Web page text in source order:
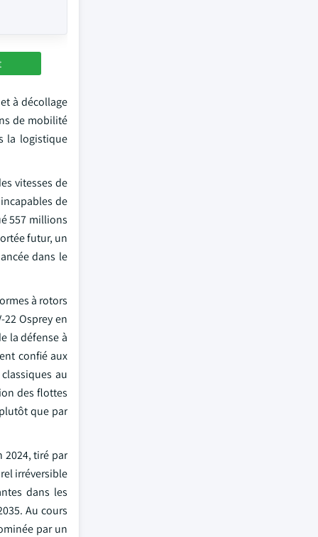
à décollage
de mobilité
la logistique
vitesses de
de
557 millions
futur, un
dans le
à rotors
Osprey en
la défense à
confié aux
au
des flottes
que par
2024, tiré par
irréversible
dans les
Au cours
par un